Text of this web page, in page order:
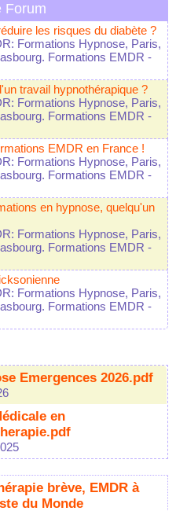
Forum
les risques du diabète ?
Formations Hypnose, Paris,
Formations EMDR -
travail hypnothérapique ?
Formations Hypnose, Paris,
Formations EMDR -
EMDR en France !
Formations Hypnose, Paris,
Formations EMDR -
en hypnose, quelqu'un
Formations Hypnose, Paris,
Formations EMDR -
Formations Hypnose, Paris,
Formations EMDR -
Emergences 2026.pdf
en
brève, EMDR à
du Monde